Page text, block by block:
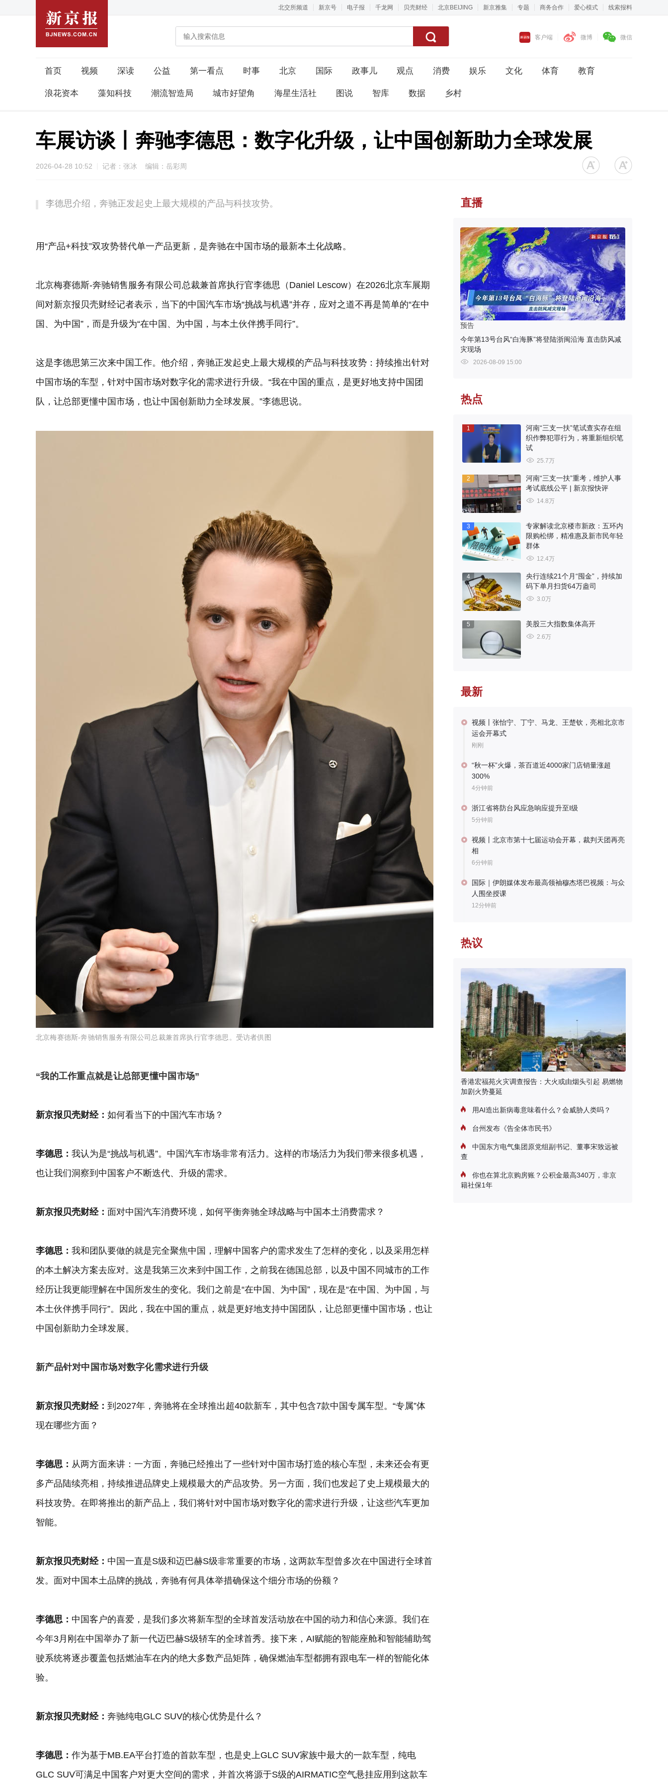
北交所频道 新京号 电子报 千龙网 贝壳财经 北京BEIJING 新京雅集 专题 商务合作 爱心模式 线索报料
客户端 微博 微信
首页 视频 深读 公益 第一看点 时事 北京 国际 政事儿 观点 消费 娱乐 文化 体育 教育
浪花资本 藻知科技 潮流智造局 城市好望角 海星生活社 图说 智库 数据 乡村
车展访谈丨奔驰李德思：数字化升级，让中国创新助力全球发展
2026-04-28 10:52 记者：张冰 编辑：岳彩周
李德思介绍，奔驰正发起史上最大规模的产品与科技攻势。
用“产品+科技”双攻势替代单一产品更新，是奔驰在中国市场的最新本土化战略。
北京梅赛德斯-奔驰销售服务有限公司总裁兼首席执行官李德思（Daniel Lescow）在2026北京车展期
间对新京报贝壳财经记者表示，当下的中国汽车市场“挑战与机遇”并存，应对之道不再是简单的“在中
国、为中国”，而是升级为“在中国、为中国，与本土伙伴携手同行”。
这是李德思第三次来中国工作。他介绍，奔驰正发起史上最大规模的产品与科技攻势：持续推出针对
中国市场的车型，针对中国市场对数字化的需求进行升级。“我在中国的重点，是更好地支持中国团
队，让总部更懂中国市场，也让中国创新助力全球发展。”李德思说。
北京梅赛德斯-奔驰销售服务有限公司总裁兼首席执行官李德思。受访者供图
“我的工作重点就是让总部更懂中国市场”
新京报贝壳财经： 如何看当下的中国汽车市场？
李德思： 我认为是“挑战与机遇”。中国汽车市场非常有活力。这样的市场活力为我们带来很多机遇，
也让我们洞察到中国客户不断迭代、升级的需求。
新京报贝壳财经： 面对中国汽车消费环境，如何平衡奔驰全球战略与中国本土消费需求？
李德思： 我和团队要做的就是完全聚焦中国，理解中国客户的需求发生了怎样的变化，以及采用怎样
的本土解决方案去应对。这是我第三次来到中国工作，之前我在德国总部，以及中国不同城市的工作
经历让我更能理解在中国所发生的变化。我们之前是“在中国、为中国”，现在是“在中国、为中国，与
本土伙伴携手同行”。因此，我在中国的重点，就是更好地支持中国团队，让总部更懂中国市场，也让
中国创新助力全球发展。
新产品针对中国市场对数字化需求进行升级
新京报贝壳财经： 到2027年，奔驰将在全球推出超40款新车，其中包含7款中国专属车型。“专属”体
现在哪些方面？
李德思： 从两方面来讲：一方面，奔驰已经推出了一些针对中国市场打造的核心车型，未来还会有更
多产品陆续亮相，持续推进品牌史上规模最大的产品攻势。另一方面，我们也发起了史上规模最大的
科技攻势。在即将推出的新产品上，我们将针对中国市场对数字化的需求进行升级，让这些汽车更加
智能。
新京报贝壳财经： 中国一直是S级和迈巴赫S级非常重要的市场，这两款车型曾多次在中国进行全球首
发。面对中国本土品牌的挑战，奔驰有何具体举措确保这个细分市场的份额？
李德思： 中国客户的喜爱，是我们多次将新车型的全球首发活动放在中国的动力和信心来源。我们在
今年3月刚在中国举办了新一代迈巴赫S级轿车的全球首秀。接下来，AI赋能的智能座舱和智能辅助驾
驶系统将逐步覆盖包括燃油车在内的绝大多数产品矩阵，确保燃油车型都拥有跟电车一样的智能化体
验。
新京报贝壳财经： 奔驰纯电GLC SUV的核心优势是什么？
李德思： 作为基于MB.EA平台打造的首款车型，也是史上GLC SUV家族中最大的一款车型，纯电
GLC SUV可满足中国客户对更大空间的需求，并首次将源于S级的AIRMATIC空气悬挂应用到这款车
直播
预告
今年第13号台风“白海豚”将登陆浙闽沿海 直击防风减
灾现场
2026-08-09 15:00
热点
1
河南“三支一扶”笔试查实存在组
织作弊犯罪行为，将重新组织笔
试
25.7万
2
河南“三支一扶”重考，维护人事
考试底线公平 | 新京报快评
14.8万
3
专家解读北京楼市新政：五环内
限购松绑，精准惠及新市民年轻
群体
12.4万
4
央行连续21个月“囤金”，持续加
码下单月扫货64万盎司
3.0万
5 美股三大指数集体高开
2.6万
最新
视频丨张怡宁、丁宁、马龙、王楚钦，亮相北京市
运会开幕式
刚刚
“秋一杯”火爆，茶百道近4000家门店销量涨超
300%
4分钟前
浙江省将防台风应急响应提升至Ⅰ级
5分钟前
视频丨北京市第十七届运动会开幕，裁判天团再亮
相
6分钟前
国际｜伊朗媒体发布最高领袖穆杰塔巴视频：与众
人围坐授课
12分钟前
热议
香港宏福苑火灾调查报告：大火或由烟头引起 易燃物
加剧火势蔓延
用AI造出新病毒意味着什么？会威胁人类吗？
台州发布《告全体市民书》
中国东方电气集团原党组副书记、董事宋致远被
查
你也在算北京购房账？公积金最高340万，非京
籍社保1年